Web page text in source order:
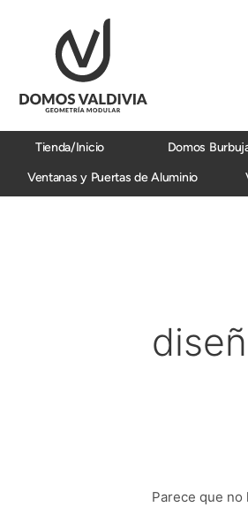
contenido
Tienda/Inicio Domos
Ventanas y Puertas de Aluminio
Parece que